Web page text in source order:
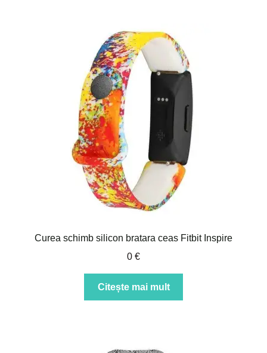
Curea schimb silicon bratara ceas Fitbit Inspire
0 €
Citește mai mult